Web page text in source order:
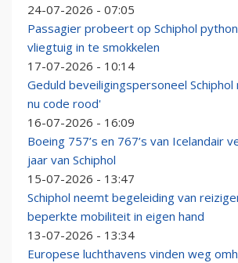
24-07-2026 - 07:05
Passagier probeert op Schiphol
vliegtuig in te smokkelen
17-07-2026 - 10:14
Geduld beveiligingspersoneel
nu code rood'
16-07-2026 - 16:09
Boeing 757’s en 767’s van Icelandair
jaar van Schiphol
15-07-2026 - 13:47
Schiphol neemt begeleiding van
beperkte mobiliteit in eigen hand
13-07-2026 - 13:34
Europese luchthavens vinden weg